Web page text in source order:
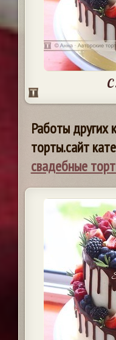
Работы других
торты.сайт
свадебные